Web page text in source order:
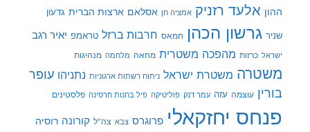
ההון אלעד רזניק אמציה חן אסלאם ארצות הברית גדעון
שניר גרשון הכהן חמאס חרבות ברזל טראמפ יאיר רגב
ישראל כרזות מהפכה משטרית מחאה מלחמה מנהיגות
משטרה משטרת ישראל ניתוח רשתות ארגוניות נתניהו עופר
בורין עוצמה עזה עמר דנק פוליטיקה פיל בחנות חרסינה פלסטינים
פנחס יחזקאלי פרוגרס צבא צה"ל קורונה רוסיה